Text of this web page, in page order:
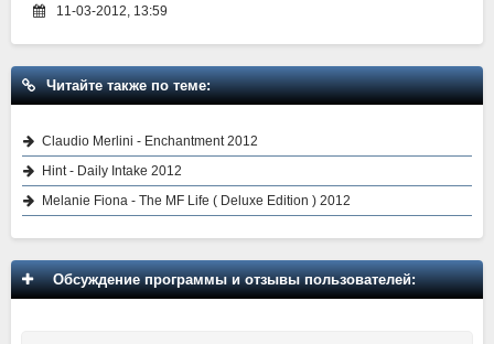
11-03-2012, 13:59
Читайте также по теме:
Claudio Merlini - Enchantment 2012
Hint - Daily Intake 2012
Melanie Fiona - The MF Life ( Deluxe Edition ) 2012
Обсуждение программы и отзывы пользователей: